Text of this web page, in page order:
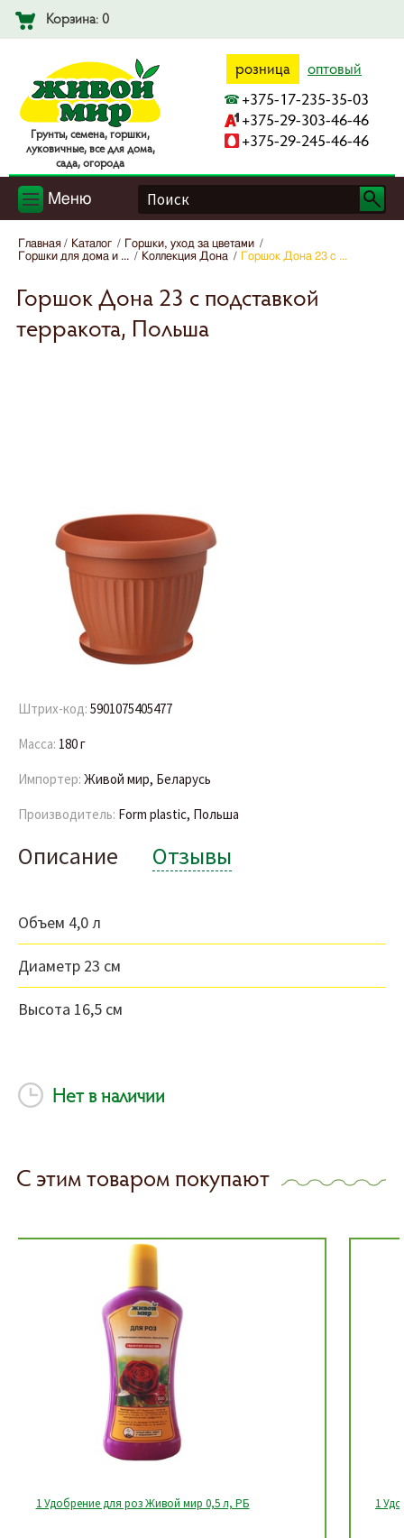
Корзина: 0
Гpyнты, ceмeнa, гopшки,
лyкoвичныe, вce для дoмa,
caдa, oгopoдa
розница оптовый
+375-17-235-35-03
+375-29-303-46-46
+375-29-245-46-46
Меню
Главная Каталог
Горшки, уход за цветами
Горшки для дома и ...
Коллекция Дона Горшок Дона 23 с ...
Горшок Дона 23 с подставкой
терракота, Польша
Штрих-код: 5901075405477
Масса: 180 г
Импортер: Живой мир, Беларусь
Производитель: Form plastic, Польша
Описание Отзывы
Объем 4,0 л
Диаметр 23 см
Высота 16,5 см
Нет в наличии
С этим товаром покупают
1 Удобрение универсальное для комнатных растений Живой